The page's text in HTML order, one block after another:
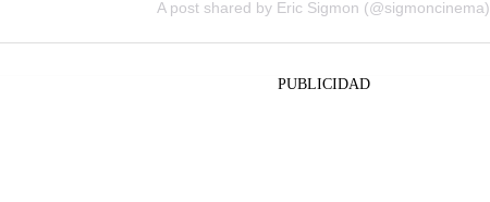
A post shared by Eric Sigmon (@sigmoncinema)
PUBLICIDAD